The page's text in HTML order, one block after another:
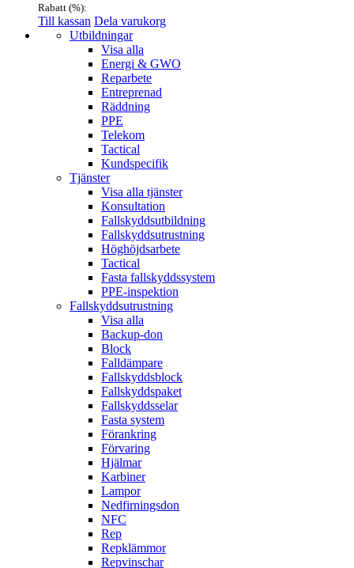
Rabatt (%):
Till kassan Dela varukorg
Menu Utbildningar
Visa alla
Energi & GWO
Reparbete
Entreprenad
Räddning
PPE
Telekom
Tactical
Kundspecifik
Tjänster
Visa alla tjänster
Konsultation
Fallskyddsutbildning
Fallskyddsutrustning
Höghöjdsarbete
Tactical
Fasta fallskyddssystem
PPE-inspektion
Fallskyddsutrustning
Visa alla
Backup-don
Block
Falldämpare
Fallskyddsblock
Fallskyddspaket
Fallskyddsselar
Fasta system
Förankring
Förvaring
Hjälmar
Karbiner
Lampor
Nedfirningsdon
NFC
Rep
Repklämmor
Repvinschar